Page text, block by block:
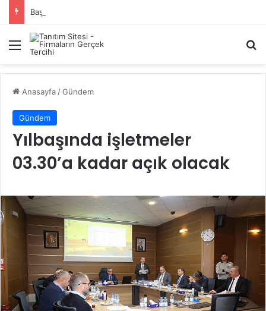
Başiskele Acil Çilingir Hizmeti İçin Doğru Adres Neresi?
Menü
Anasayfa /Gündem
Gündem
Yılbaşında işletmeler
03.30’a kadar açık olacak